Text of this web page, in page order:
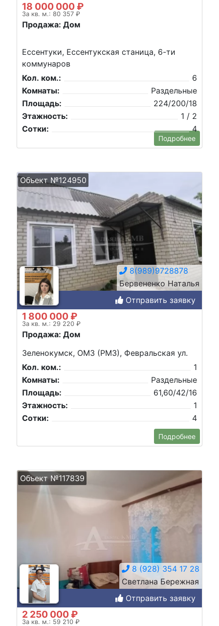
18 000 000 ₽
За кв. м.: 80 357 ₽
Продажа: Дом
Ессентуки, Ессентукская станица, 6-ти
коммунаров
Кол. ком.:
6
Комнаты:
Раздельные
Площадь:
224/200/18
Этажность:
1 / 2
Сотки:
4
Подробнее
Объект №124950
8(989)9728878
Бервененко Наталья
Отправить заявку
1 800 000 ₽
За кв. м.: 29 220 ₽
Продажа: Дом
Зеленокумск, ОМЗ (РМЗ), Февральская ул.
Кол. ком.:
1
Комнаты:
Раздельные
Площадь:
61,60/42/16
Этажность:
1
Сотки:
4
Подробнее
Объект №117839
8 (928) 354 17 28
Светлана Бережная
Отправить заявку
2 250 000 ₽
За кв. м.: 59 210 ₽